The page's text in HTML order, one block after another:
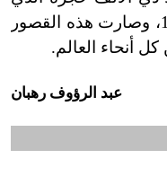
شيده الدالاي لاما الأول عام 1645، وصارت هذه القصور
أنحاء العالم.
عبد الرؤوف رهبان